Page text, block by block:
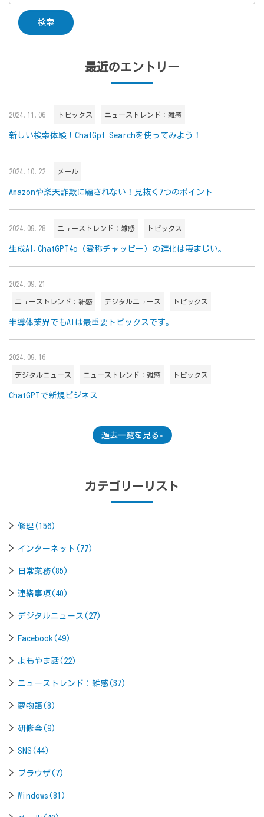
最近のエントリー
2024.11.06 トピックス ニューストレンド：雑感
新しい検索体験！ChatGpt Searchを使ってみよう！
2024.10.22 メール
Amazonや楽天詐欺に騙されない！見抜く7つのポイント
2024.09.28 ニューストレンド：雑感 トピックス
生成AI,ChatGPT4o（愛称チャッピー）の進化は凄まじい。
2024.09.21
ニューストレンド：雑感 デジタルニュース トピックス
半導体業界でもAIは最重要トピックスです。
2024.09.16
デジタルニュース ニューストレンド：雑感 トピックス
ChatGPTで新規ビジネス
過去一覧を見る
カテゴリーリスト
修理(156)
インターネット(77)
日常業務(85)
連絡事項(40)
デジタルニュース(27)
Facebook(49)
よもやま話(22)
ニューストレンド：雑感(37)
夢物語(8)
研修会(9)
SNS(44)
ブラウザ(7)
Windows(81)